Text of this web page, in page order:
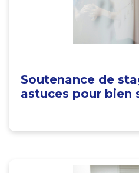
Soutenance de
astuces pour bien